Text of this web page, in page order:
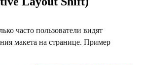
часто пользователи видят
макета на странице. Пример